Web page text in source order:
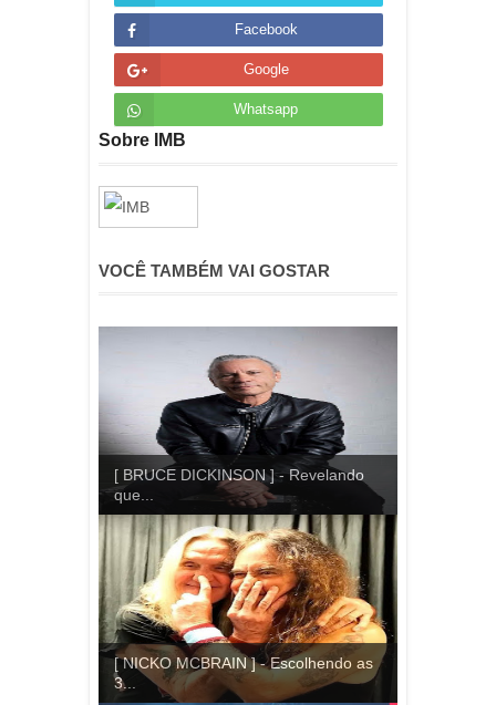
Facebook
Google
Whatsapp
Sobre IMB
VOCÊ TAMBÉM VAI GOSTAR
[ BRUCE DICKINSON ] - Revelando
que...
[ NICKO MCBRAIN ] - Escolhendo as
3...